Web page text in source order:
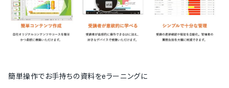
簡単操作でお手持ちの資料をeラーニングに